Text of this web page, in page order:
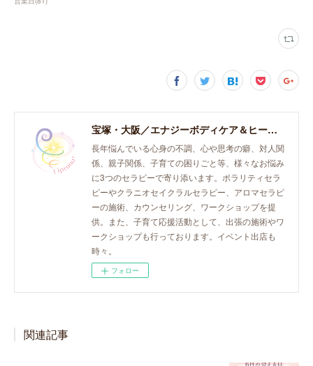
宝塚・大阪／エナジーボディケア＆ヒーリング「癒し、育て、らしく生きる。」おとなとこどものセラピースペース。
長年悩んでいる心身の不調、心や思考の癖、対人関
係、親子関係、子育ての困りごと等、様々なお悩み
に3つのセラピーで寄り添います。ポラリティセラ
ピーやクラニオセイクラルセラピー、アロマセラピ
ーの施術、カウンセリング、ワークショップを提
供。また、子育て応援活動として、出張の施術やワ
ークショップも行っております。イベント出店も
時々。
フォロー
関連記事